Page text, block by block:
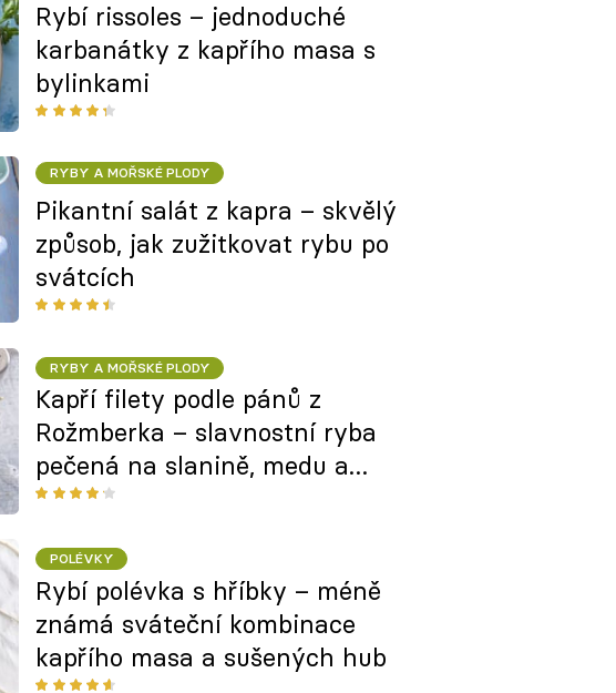
Rybí rissoles – jednoduché
karbanátky z kapřího masa s
bylinkami
RYBY A MOŘSKÉ PLODY
Pikantní salát z kapra – skvělý
způsob, jak zužitkovat rybu po
svátcích
RYBY A MOŘSKÉ PLODY
Kapří filety podle pánů z
Rožmberka – slavnostní ryba
pečená na slanině, medu a
bylinkách
POLÉVKY
Rybí polévka s hříbky – méně
známá sváteční kombinace
kapřího masa a sušených hub